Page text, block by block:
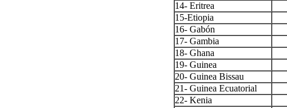
14- Eritrea
15-Etiopia
16- Gabón
17- Gambia
18- Ghana
19- Guinea
20- Guinea Bissau
21- Guinea Ecuatorial
22- Kenia